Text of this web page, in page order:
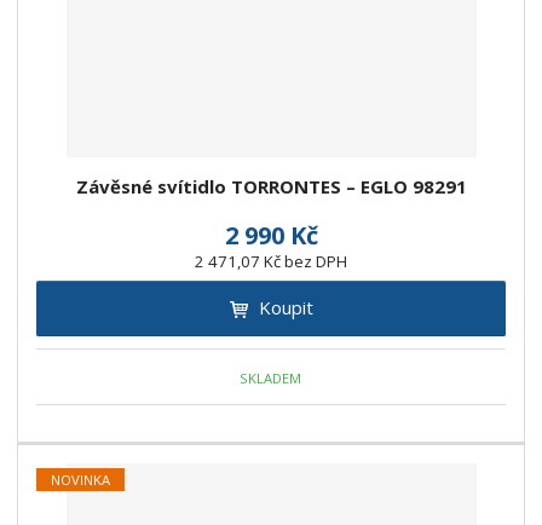
Závěsné svítidlo TORRONTES – EGLO 98291
2 990 Kč
2 471,07 Kč bez DPH
Koupit
SKLADEM
NOVINKA